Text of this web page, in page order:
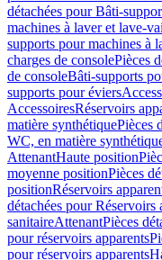
détachées pour Bâti-
machines à laver et lave-
supports pour machines à
charges de consolePièces
de consoleBâti-supports
supports pour éviers
AccessoiresRéservoirs
matière synthétiquePièces
WC, en matière
AttenantHaute position
moyenne positionPièces
positionRéservoirs
détachées pour
sanitaireAttenantPièces
pour réservoirs apparents
pour réservoirs apparents